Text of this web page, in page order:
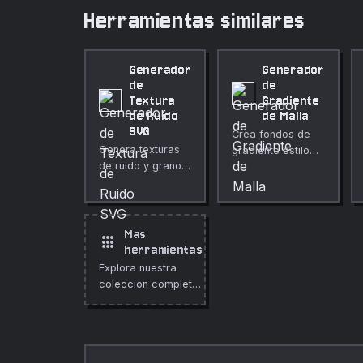
Herramientas similares
Generador
de
Textura
de Ruido
SVG
Genera texturas
de ruido y grano
SVG en mosaico,
como SVG puro
— perfectas
como capas
superpuestas,
fondos y efectos
de grano de
Generador
de
Gradiente
de Malla
Crea fondos de
gradiente estilo
malla en SVG
mezclando
múltiples puntos
apps
Mas
herramientas
Explora nuestra
coleccion completa